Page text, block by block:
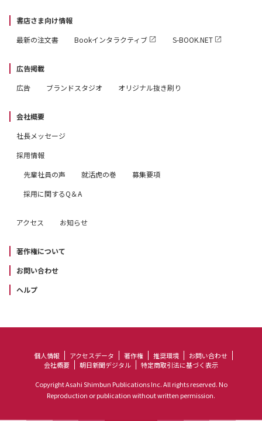
書店さま向け情報
最新の注文書
Bookインタラクティブ S-BOOK.NET
広告掲載
広告
ブランドスタジオ オリジナル抜き刷り
会社概要
社長メッセージ
採用情報
先輩社員の声
就活虎の巻
募集要項
採用に関するQ＆A
アクセス お知らせ
著作権について
お問い合わせ
ヘルプ
個人情報 アクセスデータ 著作権 推奨環境
お問い合わせ
会社概要
朝日新聞デジタル 特定商取引法に基づく表示
Copyright Asahi Shimbun Publications Inc. All rights reserved. No
Reproduction or publication without written permission.